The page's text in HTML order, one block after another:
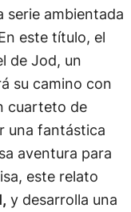
serie ambientada
este título, el
de Jod, un
su camino con
cuarteto de
una fantástica
aventura para
este relato
y desarrolla una